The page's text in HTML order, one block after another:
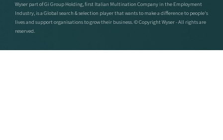
Wyser part of Gi Group Holding, first Italian Multination Company in the Employment
Industry, is a Global search & selection player that wants to make a difference to people's
lives and support organisations to grow their business. © Copyright Wyser - All rights are
reserved.